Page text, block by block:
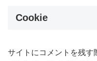
Cookie
サイトにコメントを残す